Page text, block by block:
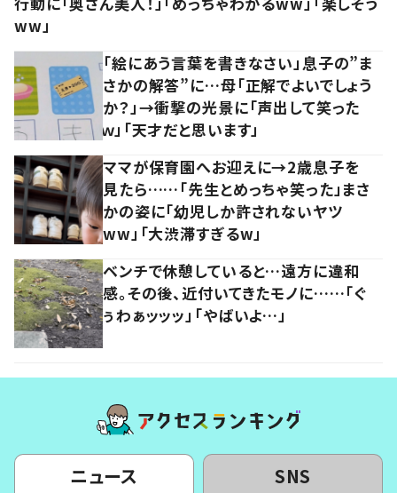
ww」
「絵にあう言葉を書きなさい」息子の”ま
さかの解答”に…母「正解でよいでしょう
か？」→衝撃の光景に「声出して笑った
ｗ」「天才だと思います」
ママが保育園へお迎えに→2歳息子を
見たら……「先生とめっちゃ笑った」まさ
かの姿に「幼児しか許されないヤツ
ww」「大渋滞すぎるw」
ベンチで休憩していると…遠方に違和
感。その後、近付いてきたモノに……「ぐ
ぅわぁッッッ」「やばいよ…」
ニュース SNS